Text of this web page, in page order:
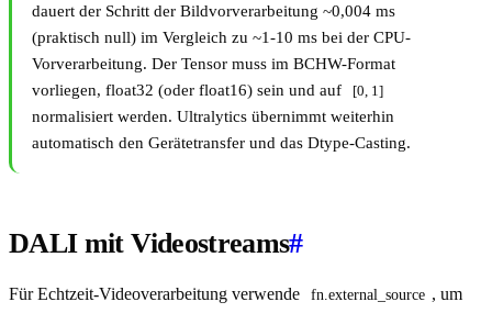
dauert der Schritt der Bildvorverarbeitung ~0,004 ms
(praktisch null) im Vergleich zu ~1-10 ms bei der CPU-
Vorverarbeitung. Der Tensor muss im BCHW-Format
vorliegen, float32 (oder float16) sein und auf
[0, 1]
normalisiert werden. Ultralytics übernimmt weiterhin
automatisch den Gerätetransfer und das Dtype-Casting.
DALI mit Videostreams#
Für Echtzeit-Videoverarbeitung verwende fn.external_source , um